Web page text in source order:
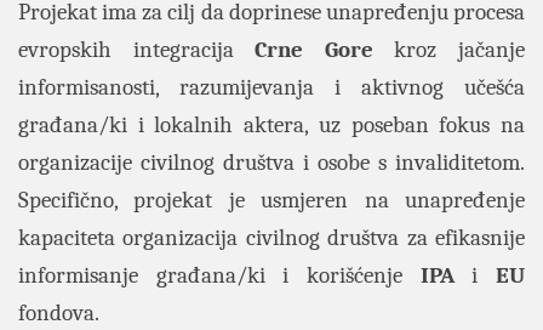
Projekat ima za cilj da doprinese unapređenju procesa
evropskih integracijaCrne Gore kroz jačanje
informisanosti, razumijevanja i aktivnog učešća
građana/ki i lokalnih aktera, uz poseban fokus na
organizacije civilnog društva i osobe s invaliditetom.
Specifično, projekat je usmjeren na unapređenje
kapaciteta organizacija civilnog društva za efikasnije
informisanje građana/ki i korišćenje IPAiEU
fondova.